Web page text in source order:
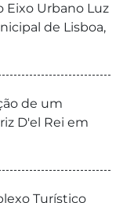
Eixo Urbano Luz
de Lisboa,
de um
D'el Rei em
Turístico